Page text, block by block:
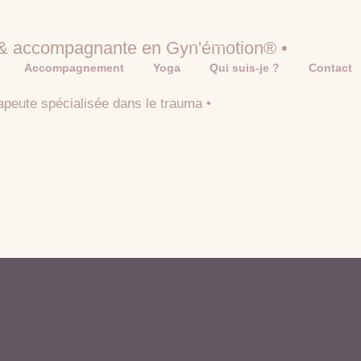
accompagnante en Gyn'émotion® •
Accompagnement Yoga Qui suis-je ? Contact
spécialisée dans le trauma •